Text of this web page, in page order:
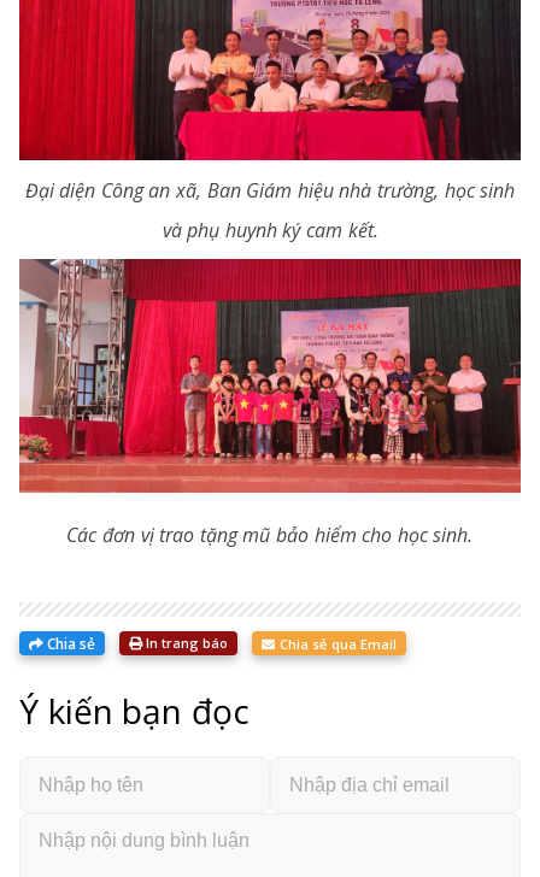
Đại diện Công an xã, Ban Giám hiệu nhà trường, học sinh
và phụ huynh ký cam kết.
Các đơn vị trao tặng mũ bảo hiểm cho học sinh.
Chia sẻ In trang báo Chia sẻ qua Email
Ý kiến bạn đọc